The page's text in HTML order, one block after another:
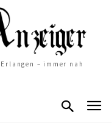
– immer nah